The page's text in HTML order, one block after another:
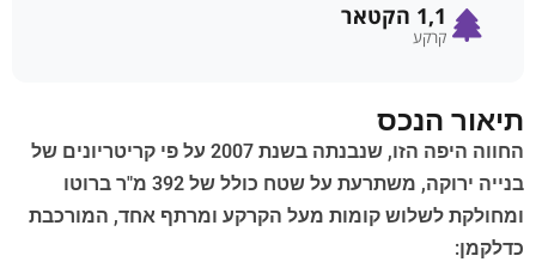
1,1 הקטאר
קרקע
תיאור הנכס
החווה היפה הזו, שנבנתה בשנת 2007 על פי קריטריונים של
בנייה ירוקה, משתרעת על שטח כולל של 392 מ"ר ברוטו
ומחולקת לשלוש קומות מעל הקרקע ומרתף אחד, המורכבת
כדלקמן: